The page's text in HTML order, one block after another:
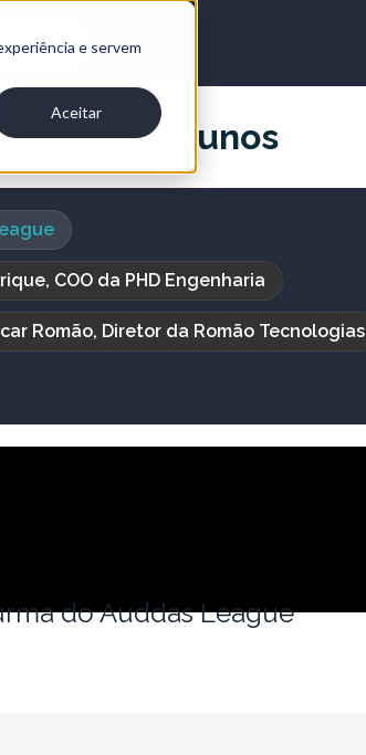
e servem
Aceitar
– Alunos
COO da PHD Engenharia
Romão, Diretor da Romão Tecnologias
do Auddas League